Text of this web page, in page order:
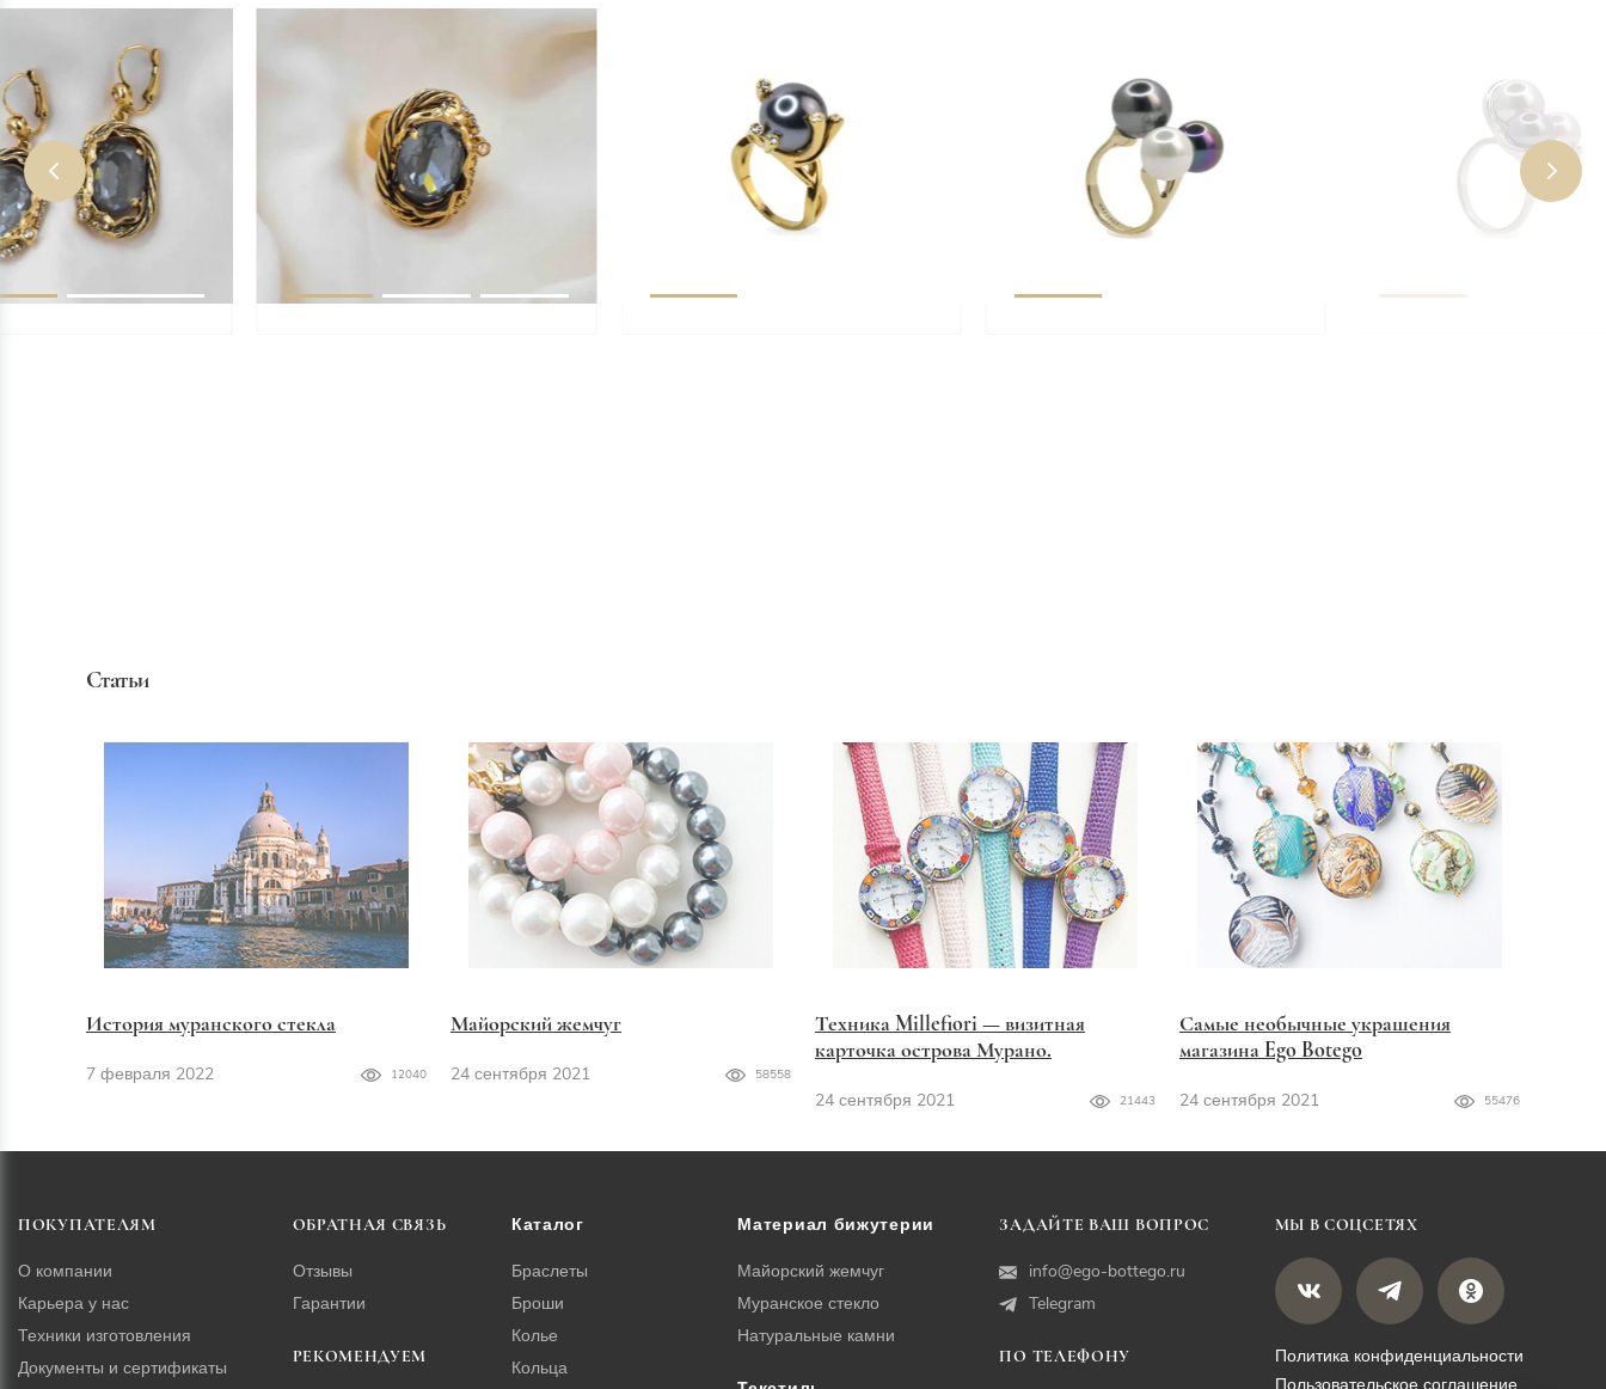
Статьи
История муранского стекла
7 февраля 2022 12040
Майорский жемчуг
24 сентября 2021 58558
Техника Millefiori — визитная
карточка острова Мурано.
24 сентября 2021 21443
Самые необычные украшения
магазина Ego Botego
24 сентября 2021 55476
ПОКУПАТЕЛЯМ
О компании
Карьера у нас
Техники изготовления
Документы и сертификаты
ОБРАТНАЯ СВЯЗЬ
Отзывы
Гарантии
РЕКОМЕНДУЕМ
Каталог
Браслеты
Броши
Колье
Кольца
Материал бижутерии
Майорский жемчуг
Муранское стекло
Натуральные камни
ЗАДАЙТЕ ВАШ ВОПРОС
info@ego-bottego.ru
Telegram
ПО ТЕЛЕФОНУ
МЫ В СОЦСЕТЯХ
Политика конфиденциальности